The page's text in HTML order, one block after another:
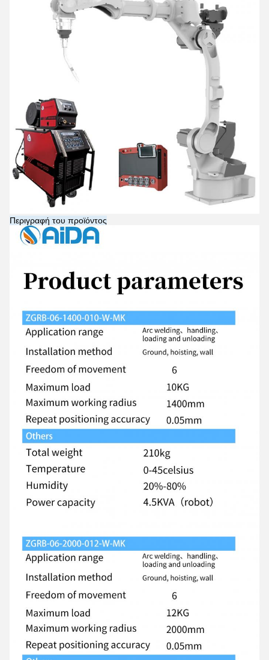
Περιγραφή του προϊόντος